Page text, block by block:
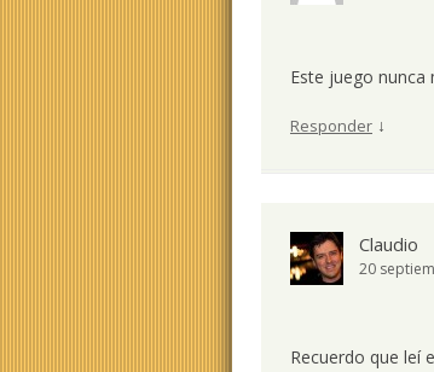
Este juego nunca
Responder ↓
Claudio
20
Recuerdo que leí